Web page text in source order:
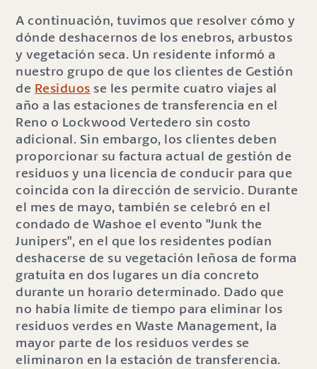
A continuación, tuvimos que resolver cómo y
dónde deshacernos de los enebros, arbustos
y vegetación seca. Un residente informó a
nuestro grupo de que los clientes de Gestión
de Residuos se les permite cuatro viajes al
año a las estaciones de transferencia en el
Reno o Lockwood Vertedero sin costo
adicional. Sin embargo, los clientes deben
proporcionar su factura actual de gestión de
residuos y una licencia de conducir para que
coincida con la dirección de servicio. Durante
el mes de mayo, también se celebró en el
condado de Washoe el evento "Junk the
Junipers", en el que los residentes podían
deshacerse de su vegetación leñosa de forma
gratuita en dos lugares un día concreto
durante un horario determinado. Dado que
no había límite de tiempo para eliminar los
residuos verdes en Waste Management, la
mayor parte de los residuos verdes se
eliminaron en la estación de transferencia.